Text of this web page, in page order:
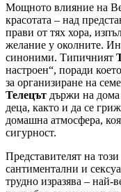
Мощното влияние на
красотата – над
прави от тях хора,
желание у околните.
синоними. Типичният
настроен , поради
за организиране на
Телецът държи на
деца, както и да се
домашна атмосфера,
сигурност.
Представителят на
сантиментални и
трудно изразява – най-